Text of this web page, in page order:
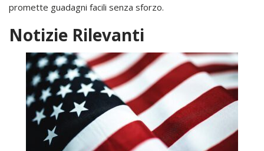
promette guadagni facili senza sforzo.
Notizie Rilevanti